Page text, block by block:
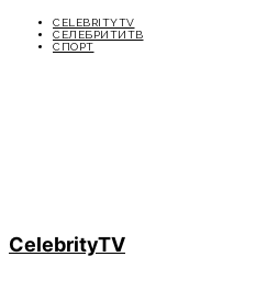
CELEBRITYTV
СЕЛЕБРИТИТВ
СПОРТ
CelebrityTV